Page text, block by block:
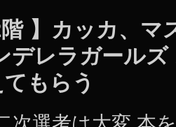
階 】カッカ、
デレラガール
もらう